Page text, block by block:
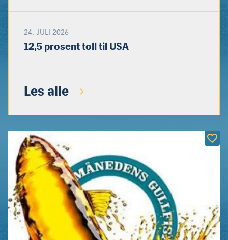
24. JULI 2026
12,5 prosent toll til USA
Les alle